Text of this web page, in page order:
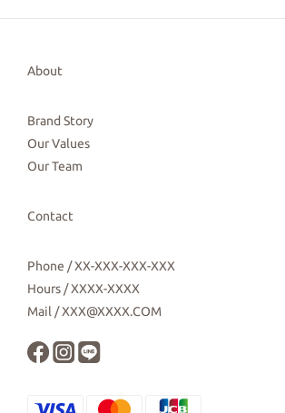
About
Brand Story
Our Values
Our Team
Contact
Phone / XX-XXX-XXX-XXX
Hours / XXXX-XXXX
Mail / XXX@XXXX.COM